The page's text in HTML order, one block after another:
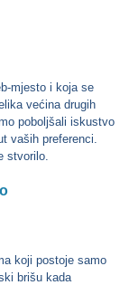
mjesto i koja se
većina drugih
poboljšali iskustvo
vaših preferenci.
stvorilo.
koji postoje samo
brišu kada